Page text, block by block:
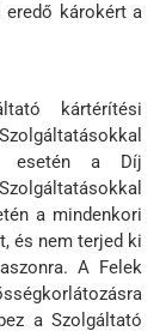
eredő károkért a
kártérítési
esetén a Díj
a mindenkori
és nem terjed ki
A Felek
a Szolgáltató